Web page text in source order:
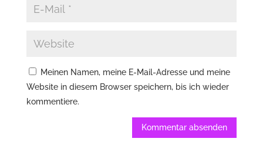
Meinen Namen, meine E-Mail-Adresse und meine
Website in diesem Browser speichern, bis ich wieder
kommentiere.